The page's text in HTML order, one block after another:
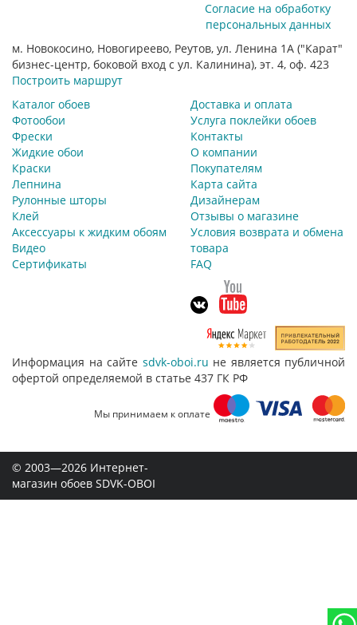
Согласие на обработку
персональных данных
м. Новокосино, Новогиреево, Реутов, ул. Ленина 1А ("Карат"
бизнес-центр, боковой вход с ул. Калинина), эт. 4, оф. 423
Построить маршрут
Каталог обоев
Фотообои
Фрески
Жидкие обои
Краски
Лепнина
Рулонные шторы
Клей
Аксессуары к жидким обоям
Видео
Сертификаты
Доставка и оплата
Услуга поклейки обоев
Контакты
О компании
Покупателям
Карта сайта
Дизайнерам
Отзывы о магазине
Условия возврата и обмена
товара
FAQ
Информация на сайте sdvk-oboi.ru не является публичной
офертой определяемой в статье 437 ГК РФ
Мы принимаем к оплате
© 2003—2026 Интернет-
магазин обоев SDVK-OBOI